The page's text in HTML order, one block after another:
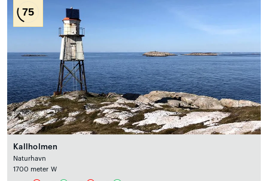
75
Kallholmen
Naturhavn
1700 meter W